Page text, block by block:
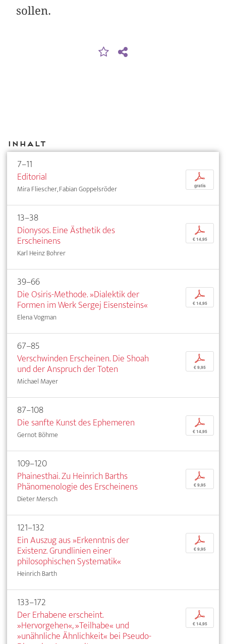
sollen.
Inhalt
7–11
Editorial
Mira Fliescher, Fabian Goppelsröder
p
gratis
13–38
Dionysos. Eine Ästhetik des
Erscheinens
Karl Heinz Bohrer
p
€ 14,95
39–66
Die Osiris-Methode. »Dialektik der
Formen im Werk Sergej Eisensteins«
Elena Vogman
p
€ 14,95
67–85
Verschwinden Erscheinen. Die Shoah
und der Anspruch der Toten
Michael Mayer
p
€ 9,95
87–108
Die sanfte Kunst des Ephemeren
Gernot Böhme
p
€ 14,95
109–120
Phainesthai. Zu Heinrich Barths
Phänomenologie des Erscheinens
Dieter Mersch
p
€ 9,95
121–132
Ein Auszug aus »Erkenntnis der
Existenz. Grundlinien einer
philosophischen Systematik«
Heinrich Barth
p
€ 9,95
133–172
Der Erhabene erscheint.
»Hervorgehen«, »Teilhabe« und
»unähnliche Ähnlichkeit« bei Pseudo-
p
€ 14,95